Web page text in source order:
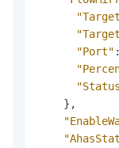
"Port" :
} ,